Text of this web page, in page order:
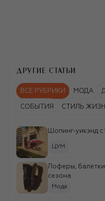
ДРУГИЕ СТАТЬИ
ВСЕ РУБРИКИ МОДА
СОБЫТИЯ СТИЛЬ
Шопинг-уикэнд
ЦУМ
Лоферы, балетки
сезона
Мода